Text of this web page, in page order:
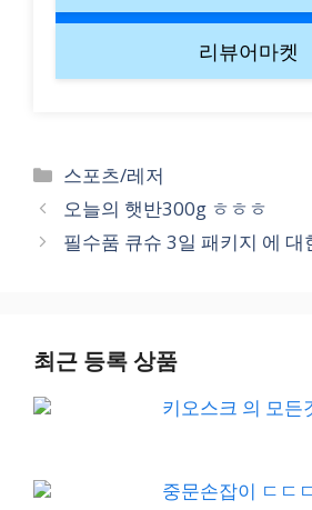
리뷰어마켓
Categories
스포츠/레저
오늘의 햇반300g ㅎㅎㅎ
필수품 큐슈 3일 패키지 에 대
최근 등록 상품
키오스크 의 모든
중문손잡이 ㄷㄷ